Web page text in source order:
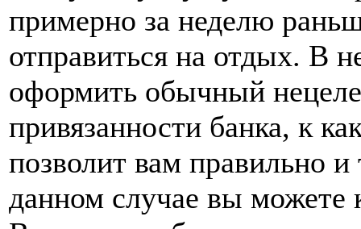
примерно за неделю
отправиться на отдых. В
оформить обычный
привязанности банка, к
позволит вам правильно
данном случае вы можете